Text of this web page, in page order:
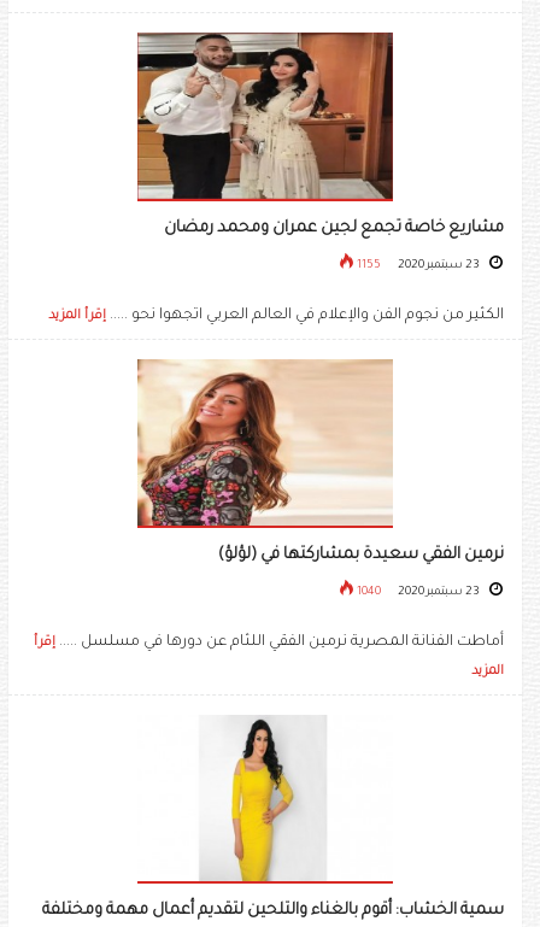
مشاريع خاصة تجمع لجين عمران ومحمد رمضان
1155
الكثير من نجوم الفن والإعلام في العالم العربي اتجهوا نحو ..... إقرأ المزيد
نرمين الفقي سعيدة بمشاركتها في (لؤلؤ)
1040
أماطت الفنانة المصرية نرمين الفقي اللثام عن دورها في مسلسل ..... إقرأ
المزيد
سمية الخشاب: أقوم بالغناء والتلحين لتقديم أعمال مهمة ومختلفة